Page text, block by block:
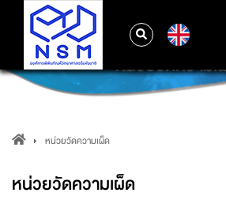
หน่วยวัดความเ
หน่วยวัดความเผ็ด
หน่วยวัดความเผ็ด